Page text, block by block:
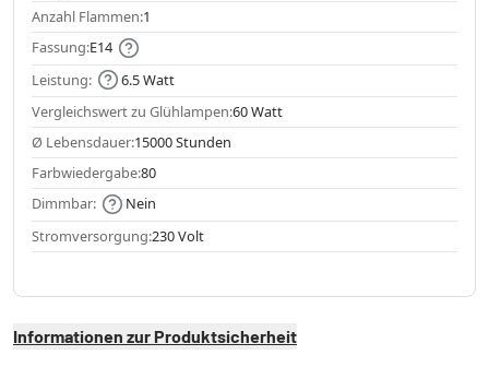
Anzahl Flammen:1
Fassung:E14
Leistung:
6.5 Watt
Vergleichswert zu Glühlampen:60 Watt
Ø Lebensdauer:15000 Stunden
Farbwiedergabe:80
Dimmbar:
Nein
Stromversorgung:230 Volt
Informationen zur Produktsicherheit